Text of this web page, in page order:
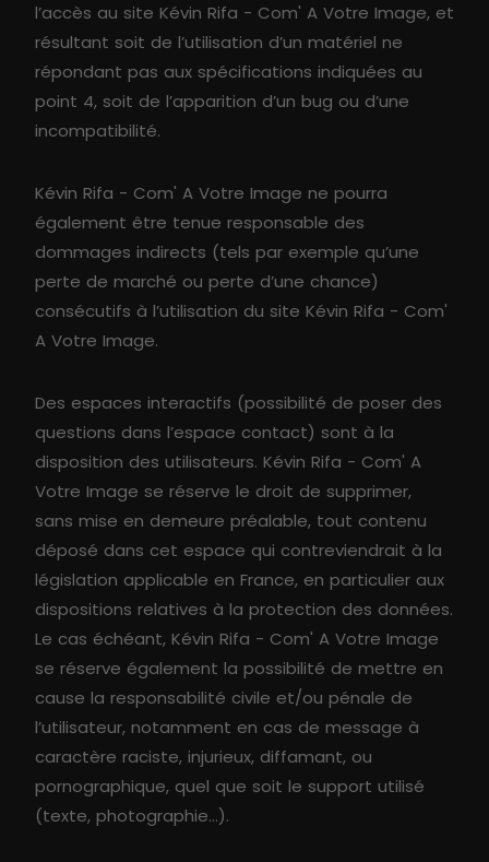
l’accès au site Kévin Rifa - Com' A Votre Image, et
résultant soit de l’utilisation d’un matériel ne
répondant pas aux spécifications indiquées au
point 4, soit de l’apparition d’un bug ou d’une
incompatibilité.
Kévin Rifa - Com' A Votre Image ne pourra
également être tenue responsable des
dommages indirects (tels par exemple qu’une
perte de marché ou perte d’une chance)
consécutifs à l’utilisation du site Kévin Rifa - Com'
A Votre Image.
Des espaces interactifs (possibilité de poser des
questions dans l’espace contact) sont à la
disposition des utilisateurs. Kévin Rifa - Com' A
Votre Image se réserve le droit de supprimer,
sans mise en demeure préalable, tout contenu
déposé dans cet espace qui contreviendrait à la
législation applicable en France, en particulier aux
dispositions relatives à la protection des données.
Le cas échéant, Kévin Rifa - Com' A Votre Image
se réserve également la possibilité de mettre en
cause la responsabilité civile et/ou pénale de
l’utilisateur, notamment en cas de message à
caractère raciste, injurieux, diffamant, ou
pornographique, quel que soit le support utilisé
(texte, photographie…).